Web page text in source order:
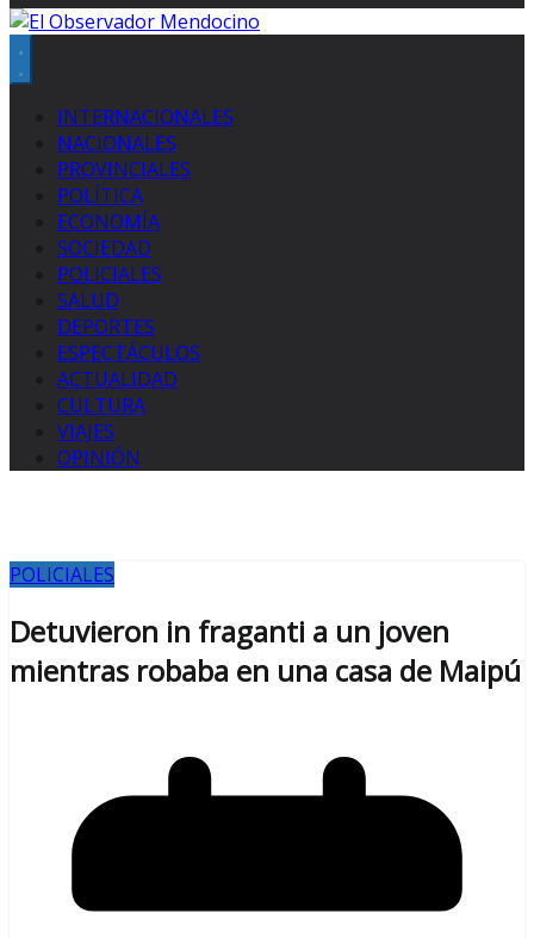
INTERNACIONALES
NACIONALES
PROVINCIALES
POLÍTICA
ECONOMÍA
SOCIEDAD
POLICIALES
SALUD
DEPORTES
ESPECTÁCULOS
ACTUALIDAD
CULTURA
VIAJES
OPINIÓN
POLICIALES
Detuvieron in fraganti a un joven
mientras robaba en una casa de Maipú